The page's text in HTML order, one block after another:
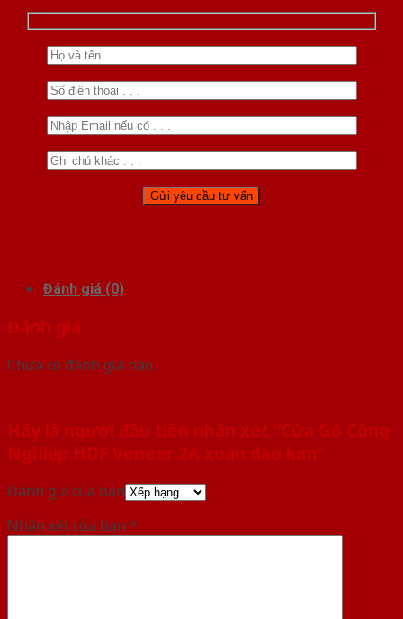
Đánh giá (0)
Đánh giá
Chưa có đánh giá nào.
Hãy là người đầu tiên nhận xét “Cửa Gỗ Công
Nghiệp HDF Veneer 2A xoan dao lum”
Đánh giá của bạn
Nhận xét của bạn *